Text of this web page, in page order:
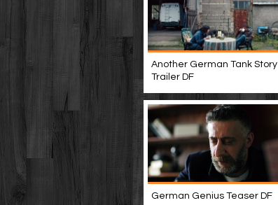
Another German Tank Story
Trailer DF
German Genius Teaser DF